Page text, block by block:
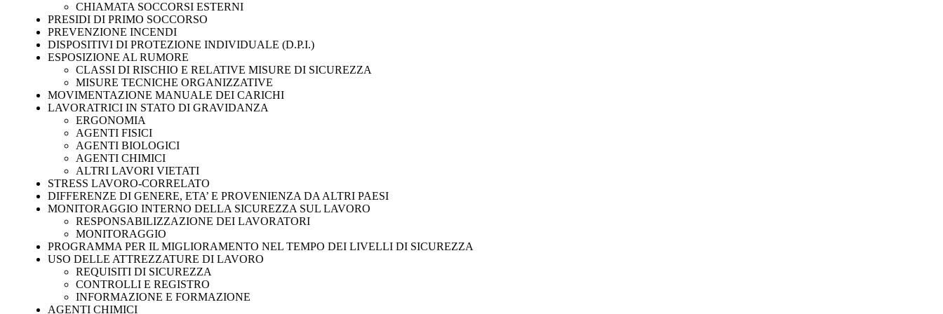
CHIAMATA SOCCORSI ESTERNI
PRESIDI DI PRIMO SOCCORSO
PREVENZIONE INCENDI
DISPOSITIVI DI PROTEZIONE INDIVIDUALE (D.P.I.)
ESPOSIZIONE AL RUMORE
CLASSI DI RISCHIO E RELATIVE MISURE DI SICUREZZA
MISURE TECNICHE ORGANIZZATIVE
MOVIMENTAZIONE MANUALE DEI CARICHI
LAVORATRICI IN STATO DI GRAVIDANZA
ERGONOMIA
AGENTI FISICI
AGENTI BIOLOGICI
AGENTI CHIMICI
ALTRI LAVORI VIETATI
STRESS LAVORO-CORRELATO
DIFFERENZE DI GENERE, ETA’ E PROVENIENZA DA ALTRI PAESI
MONITORAGGIO INTERNO DELLA SICUREZZA SUL LAVORO
RESPONSABILIZZAZIONE DEI LAVORATORI
MONITORAGGIO
PROGRAMMA PER IL MIGLIORAMENTO NEL TEMPO DEI LIVELLI DI SICUREZZA
USO DELLE ATTREZZATURE DI LAVORO
REQUISITI DI SICUREZZA
CONTROLLI E REGISTRO
INFORMAZIONE E FORMAZIONE
AGENTI CHIMICI